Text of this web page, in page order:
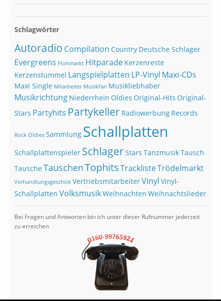
Schlagwörter
Autoradio Compilation Country Deutsche Schlager
Evergreens Flohmarkt Hitparade Kerzenreste
Kerzenstummel Langspielplatten LP-Vinyl Maxi-CDs
Maxi Single Mitarbeiter Musikfan Musikliebhaber
Musikrichtung Niederrhein Oldies Original-Hits Original-
Stars Partyhits Partykeller Radiowerbung Records
Rock Oldies Sammlung Schallplatten
Schallplattenspieler SchlagerStars TanzmusikTausch
TauscheTauschenTophitsTracklisteTrödelmarkt
Verhandlungsgeschick VertriebsmitarbeiterVinyl Vinyl-
Schallplatten VolksmusikWeihnachten Weihnachtslieder
Bei Fragen und Antworten bin ich unter dieser Rufnummer jederzeit
zu erreichen